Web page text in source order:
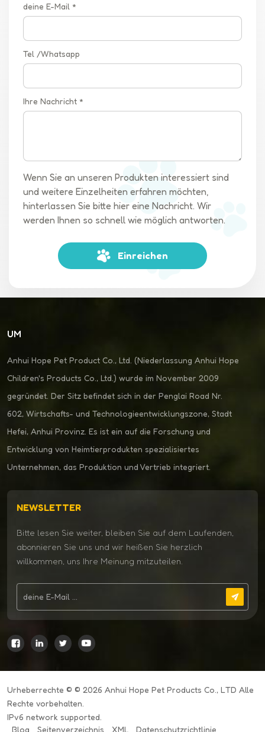
deine E-Mail *
Tel /Whatsapp
Ihre Nachricht *
Wenn Sie an unseren Produkten interessiert sind
und weitere Einzelheiten erfahren möchten,
hinterlassen Sie bitte hier eine Nachricht. Wir
werden Ihnen so schnell wie möglich antworten.
Einreichen
UM
Anhui Hope Pet Product Co., Ltd. (Niederlassung Anhui Hope
Children's Products Co., Ltd.) wurde im November 2009
gegründet. Der Sitz befindet sich in der Penglai Road Nr.
602, Wirtschafts- und Technologieentwicklungszone, Stadt
Hefei, Anhui Provinz. Es ist ein auf die Forschung und
Entwicklung von Heimtierprodukten spezialisiertes
Unternehmen, das Produktion und Vertrieb integriert.
NEWSLETTER
Bitte lesen Sie weiter, bleiben Sie auf dem Laufenden,
abonnieren Sie uns und wir heißen Sie herzlich
willkommen, uns Ihre Meinung mitzuteilen.
Urheberrechte © © 2026 Anhui Hope Pet Products Co., LTD Alle
Rechte vorbehalten.
IPv6 network supported.
Blog
Seitenverzeichnis XML Datenschutzrichtlinie